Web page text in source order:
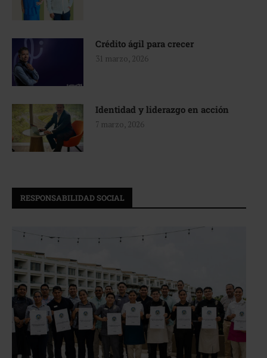
Crédito ágil para crecer
31 marzo, 2026
Identidad y liderazgo en acción
7 marzo, 2026
RESPONSABILIDAD SOCIAL